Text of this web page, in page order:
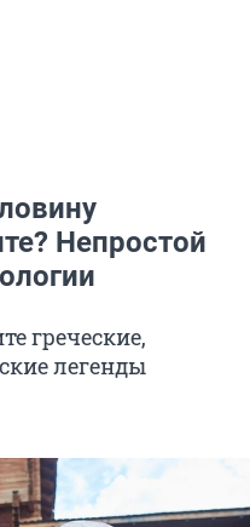
Непростой
греческие,
легенды